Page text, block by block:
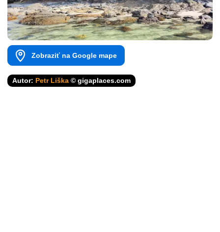
Zobraziť na Google mape
Autor: Petr Liška © gigaplaces.com